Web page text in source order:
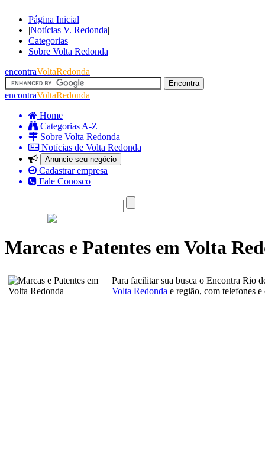
Página Inicial
|Notícias V. Redonda|
Categorias|
Sobre Volta Redonda|
encontraVoltaRedonda
encontraVoltaRedonda
Home
Categorias A-Z
Sobre Volta Redonda
Notícias de Volta Redonda
Anuncie seu negócio
Cadastrar empresa
Fale Conosco
Marcas e Patentes em Volta
Para facilitar sua busca o Encontra Rio
Volta Redonda e região, com telefones e